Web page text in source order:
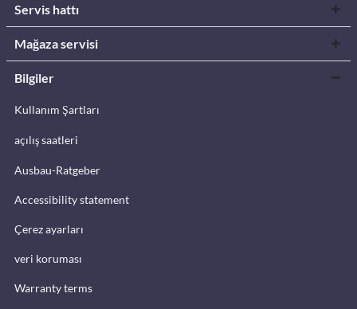
Servis hattı
Mağaza servisi
Bilgiler
Kullanım Şartları
açılış saatleri
Ausbau-Ratgeber
Accessibility statement
Çerez ayarları
veri koruması
Warranty terms